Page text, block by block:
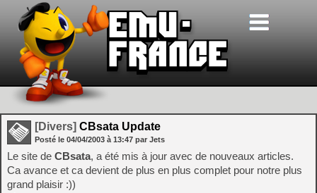
[Divers] CBsata Update
Posté le 04/04/2003 à 13:47 par Jets
Le site de CBsata, a été mis à jour avec de nouveaux articles.
Ca avance et ca devient de plus en plus complet pour notre plus
grand plaisir :))